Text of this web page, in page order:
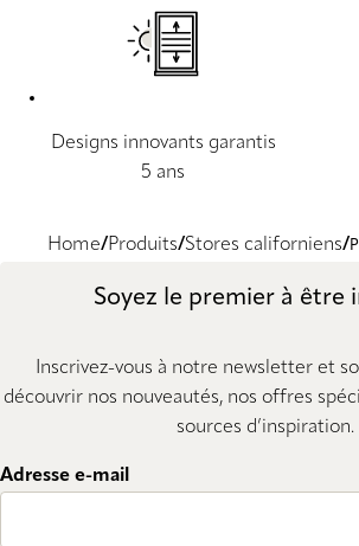
Designs innovants garantis
5 ans
Home Produits Stores californiens
Soyez le premier à être
Inscrivez-vous à notre newsletter et
découvrir nos nouveautés, nos offres
sources d’inspiration.
Adresse e-mail